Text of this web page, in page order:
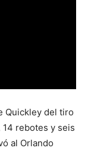
Quickley del tiro
rebotes y seis
al Orlando